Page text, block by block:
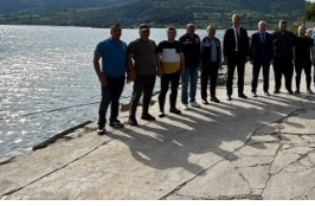
TEKNOLOJI
DIĞER